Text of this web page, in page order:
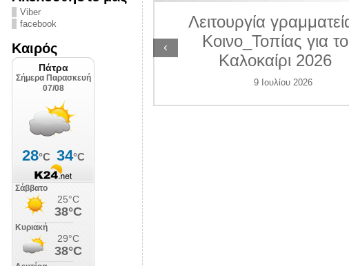
Viber
facebook
Καιρός
Ιουλίου 2026
Λειτουργία
Κοινο_Τοπίας για το
Καλοκαίρι 2026
9 Ιουλίου 2026
‹